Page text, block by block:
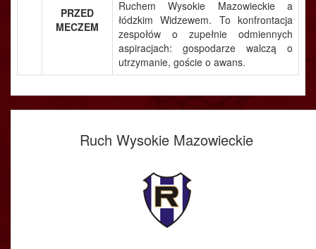
PRZED
MECZEM
Ruchem Wysokie Mazowieckie a
łódzkim Widzewem. To konfrontacja
zespołów o zupełnie odmiennych
aspiracjach: gospodarze walczą o
utrzymanie, goście o awans.
Ruch Wysokie Mazowieckie